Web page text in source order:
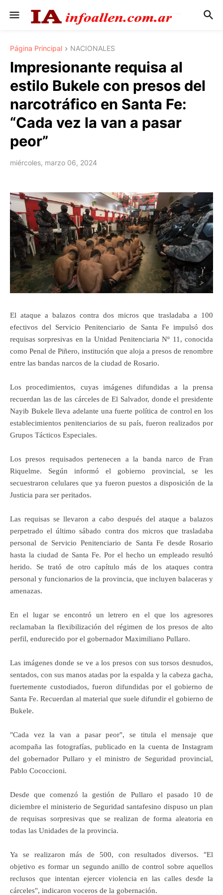
Página Principal NACIONALES
Impresionante requisa al
estilo Bukele con presos del
narcotráfico en Santa Fe:
“Cada vez la van a pasar
peor”
miércoles, marzo 06, 2024
El ataque a balazos contra dos micros que trasladaba a 100
efectivos del Servicio Penitenciario de Santa Fe impulsó dos
requisas sorpresivas en la Unidad Penitenciaria Nº 11, conocida
como Penal de Piñero, institución que aloja a presos de renombre
entre las bandas narcos de la ciudad de Rosario.
Los procedimientos, cuyas imágenes difundidas a la prensa
recuerdan las de las cárceles de El Salvador, donde el presidente
Nayib Bukele lleva adelante una fuerte política de control en los
establecimientos penitenciarios de su país, fueron realizados por
Grupos Tácticos Especiales.
Los presos requisados pertenecen a la banda narco de Fran
Riquelme. Según informó el gobierno provincial, se les
secuestraron celulares que ya fueron puestos a disposición de la
Justicia para ser peritados.
Las requisas se llevaron a cabo después del ataque a balazos
perpetrado el último sábado contra dos micros que trasladaba
personal de Servicio Penitenciario de Santa Fe desde Rosario
hasta la ciudad de Santa Fe. Por el hecho un empleado resultó
herido. Se trató de otro capítulo más de los ataques contra
personal y funcionarios de la provincia, que incluyen balaceras y
amenazas.
En el lugar se encontró un letrero en el que los agresores
reclamaban la flexibilización del régimen de los presos de alto
perfil, endurecido por el gobernador Maximiliano Pullaro.
Las imágenes donde se ve a los presos con sus torsos desnudos,
sentados, con sus manos atadas por la espalda y la cabeza gacha,
fuertemente custodiados, fueron difundidas por el gobierno de
Santa Fe. Recuerdan al material que suele difundir el gobierno de
Bukele.
"Cada vez la van a pasar peor", se titula el mensaje que
acompaña las fotografías, publicado en la cuenta de Instagram
del gobernador Pullaro y el ministro de Seguridad provincial,
Pablo Cococcioni.
Desde que comenzó la gestión de Pullaro el pasado 10 de
diciembre el ministerio de Seguridad santafesino dispuso un plan
de requisas sorpresivas que se realizan de forma aleatoria en
todas las Unidades de la provincia.
Ya se realizaron más de 500, con resultados diversos. "El
objetivo es formar un segundo anillo de control sobre aquellos
reclusos que intentan ejercer violencia en las calles desde la
cárceles", indicaron voceros de la gobernación.